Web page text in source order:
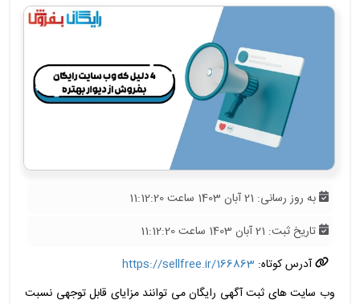
به روز رسانی: 21 آبان 1403 ساعت 11:12:20
تاریخ ثبت: 21 آبان 1403 ساعت 11:12:20
آدرس کوتاه: https://sellfree.ir/166863
وب سایت های ثبت آگهی رایگان می توانند مزایای قابل توجهی نسبت